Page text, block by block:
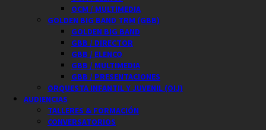
OCM / MULTIMEDIA
GOLDEN BIG BAND TRM (GBB)
GOLDEN BIG BAND
GBB / DIRECTOR
GBB / ELENCO
GBB / MULTIMEDIA
GBB / PRESENTACIONES
ORQUESTA INFANTIL Y JUVENIL (OIJ)
AUDIENCIAS
TALLERES & FORMACIÓN
CONVERSATORIOS